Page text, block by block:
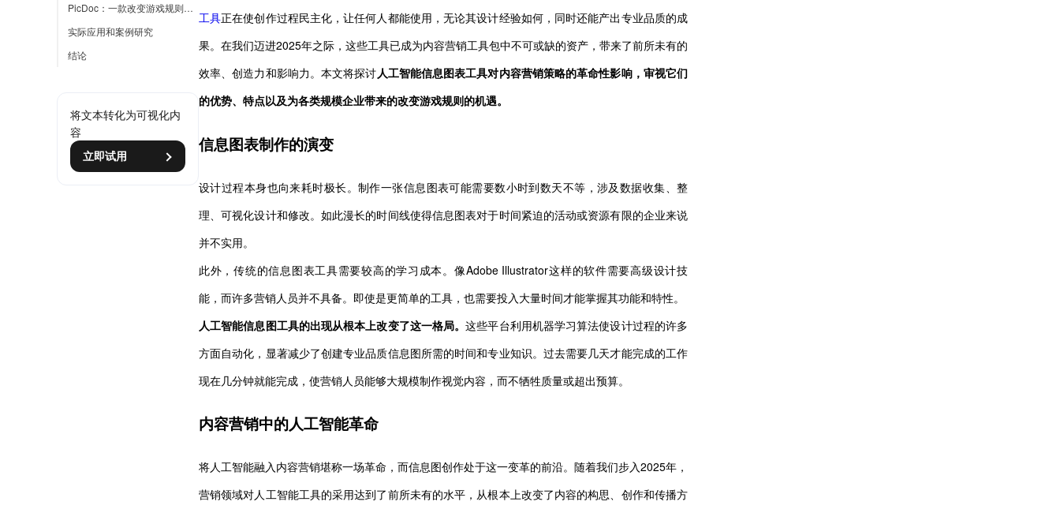
PicDoc：一款改变游戏规则的人工智能信息图解决方案
实际应用和案例研究
结论
将文本转化为可视化内
容
立即试用
工具正在使创作过程民主化，让任何人都能使用，无论其设计经验如何，同时还能产出专业品质的成
果。在我们迈进2025年之际，这些工具已成为内容营销工具包中不可或缺的资产，带来了前所未有的
效率、创造力和影响力。本文将探讨 人工智能信息图表工具对内容营销策略的革命性影响，审视它们
的优势、特点以及为各类规模企业带来的改变游戏规则的机遇。
信息图表制作的演变
设计过程本身也向来耗时极长。制作一张信息图表可能需要数小时到数天不等，涉及数据收集、整
理、可视化设计和修改。如此漫长的时间线使得信息图表对于时间紧迫的活动或资源有限的企业来说
并不实用。
此外，传统的信息图表工具需要较高的学习成本。像Adobe Illustrator这样的软件需要高级设计技
能，而许多营销人员并不具备。即使是更简单的工具，也需要投入大量时间才能掌握其功能和特性。
人工智能信息图工具的出现从根本上改变了这一格局。这些平台利用机器学习算法使设计过程的许多
方面自动化，显著减少了创建专业品质信息图所需的时间和专业知识。过去需要几天才能完成的工作
现在几分钟就能完成，使营销人员能够大规模制作视觉内容，而不牺牲质量或超出预算。
内容营销中的人工智能革命
将人工智能融入内容营销堪称一场革命，而信息图创作处于这一变革的前沿。随着我们步入2025年，
营销领域对人工智能工具的采用达到了前所未有的水平，从根本上改变了内容的构思、创作和传播方